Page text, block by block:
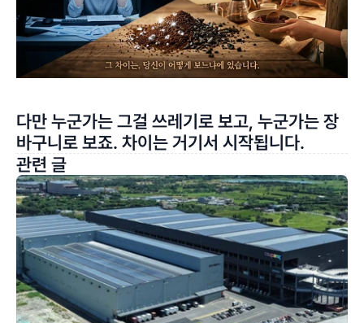
다만 누군가는 그걸 쓰레기로 보고, 누군가는 장
바구니로 보죠. 차이는 거기서 시작됩니다.
관련 글